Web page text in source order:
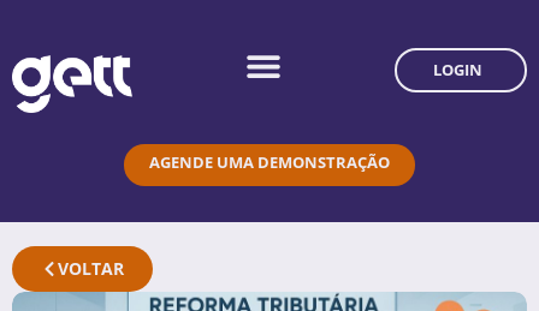
LOGIN
AGENDE UMA DEMONSTRAÇÃO
VOLTAR